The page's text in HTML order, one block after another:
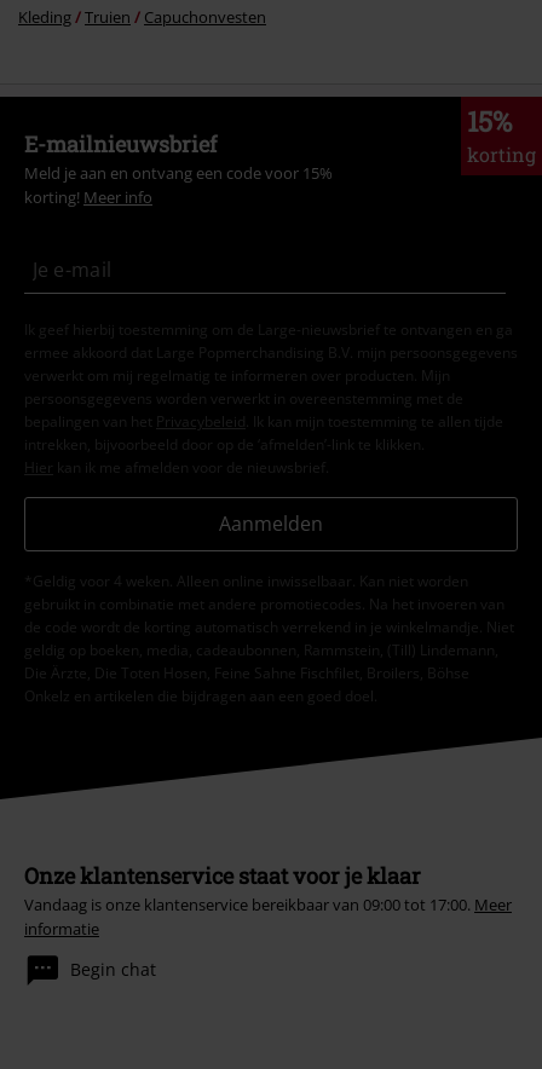
Kleding Truien Capuchonvesten
15%
korting
E-mailnieuwsbrief
Meld je aan en ontvang een code voor 15%
korting! Meer info
Ik geef hierbij toestemming om de Large-nieuwsbrief te ontvangen en ga
ermee akkoord dat Large Popmerchandising B.V. mijn persoonsgegevens
verwerkt om mij regelmatig te informeren over producten. Mijn
persoonsgegevens worden verwerkt in overeenstemming met de
bepalingen van het
Privacybeleid . Ik kan mijn toestemming te allen tijde
intrekken, bijvoorbeeld door op de ‘afmelden’-link te klikken.
Hier kan ik me afmelden voor de nieuwsbrief.
Aanmelden
*Geldig voor 4 weken. Alleen online inwisselbaar. Kan niet worden
gebruikt in combinatie met andere promotiecodes. Na het invoeren van
de code wordt de korting automatisch verrekend in je winkelmandje. Niet
geldig op boeken, media, cadeaubonnen, Rammstein, (Till) Lindemann,
Die Ärzte, Die Toten Hosen, Feine Sahne Fischfilet, Broilers, Böhse
Onkelz en artikelen die bijdragen aan een goed doel.
Onze klantenservice staat voor je klaar
Vandaag is onze klantenservice bereikbaar van 09:00 tot 17:00. Meer
informatie
Begin chat